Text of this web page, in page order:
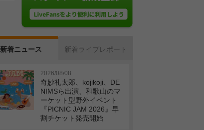
新着ニュース 新着ライブレポート
2026/08/08
奇妙礼太郎、kojikoji、DE
NIMSら出演、和歌山のマ
ーケット型野外イベント
『PICNIC JAM 2026』早
割チケット発売開始